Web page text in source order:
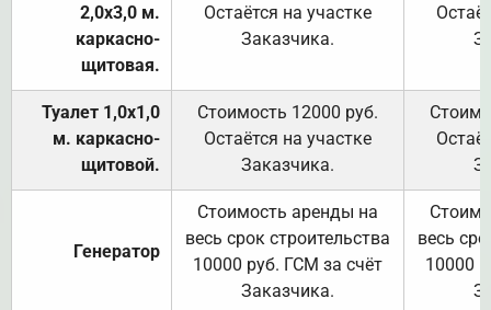
2,0х3,0 м.
каркасно-
щитовая.
Остаётся на участке
Заказчика.
Туалет 1,0х1,0
м. каркасно-
щитовой.
Стоимость 12000 руб.
Остаётся на участке
Заказчика.
Генератор
Стоимость аренды на
весь срок строительства
10000 руб. ГСМ за счёт
Заказчика.
весь
10000